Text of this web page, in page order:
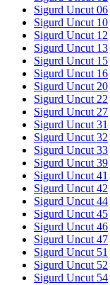
Sigurd Uncut 06
Sigurd Uncut 10
Sigurd Uncut 12
Sigurd Uncut 13
Sigurd Uncut 15
Sigurd Uncut 16
Sigurd Uncut 20
Sigurd Uncut 22
Sigurd Uncut 27
Sigurd Uncut 31
Sigurd Uncut 32
Sigurd Uncut 33
Sigurd Uncut 39
Sigurd Uncut 41
Sigurd Uncut 42
Sigurd Uncut 44
Sigurd Uncut 45
Sigurd Uncut 46
Sigurd Uncut 47
Sigurd Uncut 51
Sigurd Uncut 52
Sigurd Uncut 54